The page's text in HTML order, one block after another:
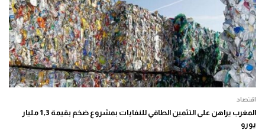
اقتصاد
المغرب يراهن على التثمين الطاقي للنفايات بمشروع ضخم بقيمة 1,3 مليار
يورو